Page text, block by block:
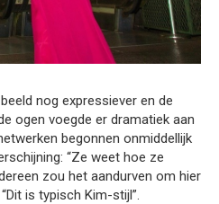
nog expressiever en de
ogen voegde er dramatiek aan
begonnen onmiddellijk
“Ze weet hoe ze
zou het aandurven om hier
is typisch Kim-stijl”.